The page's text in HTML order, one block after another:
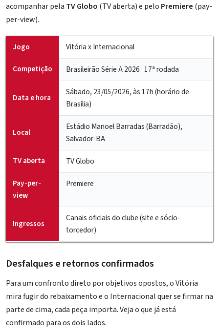
acompanhar pela TV Globo (TV aberta) e pelo Premiere (pay-
per-view).
Jogo Vitória x Internacional
Competição Brasileirão Série A 2026 · 17ª rodada
Data e hora
Sábado, 23/05/2026, às 17h (horário de
Brasília)
Local
Estádio Manoel Barradas (Barradão),
Salvador-BA
TV aberta TV Globo
Pay-per-
view
Premiere
Ingressos
Canais oficiais do clube (site e sócio-
torcedor)
Desfalques e retornos confirmados
Para um confronto direto por objetivos opostos, o Vitória
mira fugir do rebaixamento e o Internacional quer se firmar na
parte de cima, cada peça importa. Veja o que já está
confirmado para os dois lados.